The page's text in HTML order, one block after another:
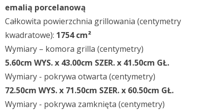
emalią porcelanową
Całkowita powierzchnia grillowania (centymetry
kwadratowe): 1754 cm²
Wymiary – komora grilla (centymetry)
5.60cm WYS. x 43.00cm SZER. x 41.50cm GŁ.
Wymiary - pokrywa otwarta (centymetry)
72.50cm WYS. x 71.50cm SZER. x 60.50cm GŁ.
Wymiary - pokrywa zamknięta (centymetry)